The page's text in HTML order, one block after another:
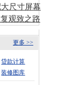
尺寸屏幕
观致之路
更多 >>
贷款计算
装修图库